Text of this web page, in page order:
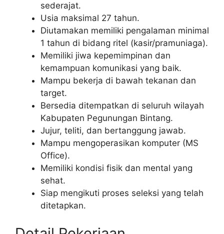
sederajat.
Usia maksimal 27 tahun.
Diutamakan memiliki pengalaman minimal
1 tahun di bidang ritel (kasir/pramuniaga).
Memiliki jiwa kepemimpinan dan
kemampuan komunikasi yang baik.
Mampu bekerja di bawah tekanan dan
target.
Bersedia ditempatkan di seluruh wilayah
Kabupaten Pegunungan Bintang.
Jujur, teliti, dan bertanggung jawab.
Mampu mengoperasikan komputer (MS
Office).
Memiliki kondisi fisik dan mental yang
sehat.
Siap mengikuti proses seleksi yang telah
ditetapkan.